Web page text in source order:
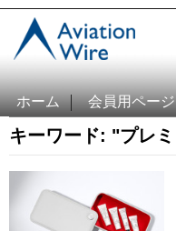
ホーム 会員用ページ
キーワード: "プレ